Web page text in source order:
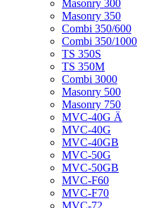
Masonry 300
Masonry 350
Combi 350/600
Combi 350/1000
TS 350S
TS 350M
Combi 3000
Masonry 500
Masonry 750
MVC-40G Ä
MVC-40G
MVC-40GB
MVC-50G
MVC-50GB
MVC-F60
MVC-F70